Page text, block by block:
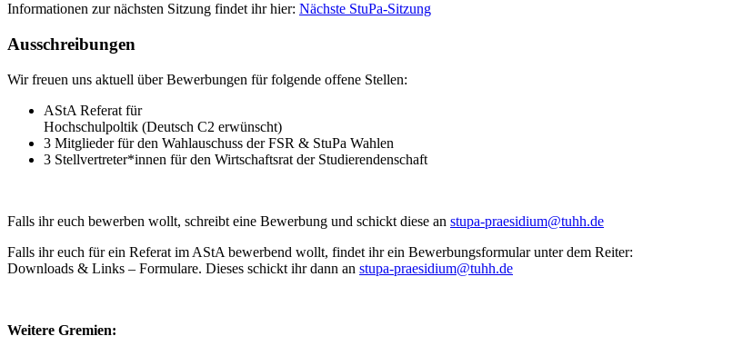
Informationen zur nächsten Sitzung findet ihr hier: Nächste StuPa-Sitzung
Ausschreibungen
Wir freuen uns aktuell über Bewerbungen für folgende offene Stellen:
AStA Referat für
Hochschulpoltik (Deutsch C2 erwünscht)
3 Mitglieder für den Wahlauschuss der FSR & StuPa Wahlen
3 Stellvertreter*innen für den Wirtschaftsrat der Studierendenschaft
Falls ihr euch bewerben wollt, schreibt eine Bewerbung und schickt diese an stupa-praesidium@tuhh.de
Falls ihr euch für ein Referat im AStA bewerbend wollt, findet ihr ein Bewerbungsformular unter dem Reiter:
Downloads & Links – Formulare. Dieses schickt ihr dann an stupa-praesidium@tuhh.de
Weitere Gremien: